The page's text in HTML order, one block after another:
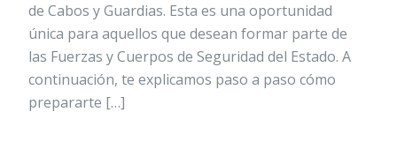
de Cabos y Guardias. Esta es una oportunidad
única para aquellos que desean formar parte de
las Fuerzas y Cuerpos de Seguridad del Estado. A
continuación, te explicamos paso a paso cómo
prepararte […]